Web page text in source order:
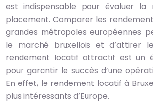
est indispensable pour évaluer la
placement. Comparer les
grandes métropoles européennes
le marché bruxellois et d’attirer
rendement locatif attractif est un
pour garantir le succès d’une
En effet, le rendement locatif à
plus intéressants d’Europe.